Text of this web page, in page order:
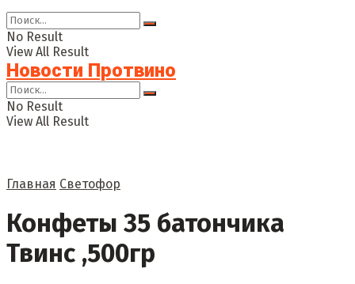
No Result
View All Result
Новости Протвино
No Result
View All Result
Главная Светофор
Конфеты 35 батончика
Твинс ,500гр